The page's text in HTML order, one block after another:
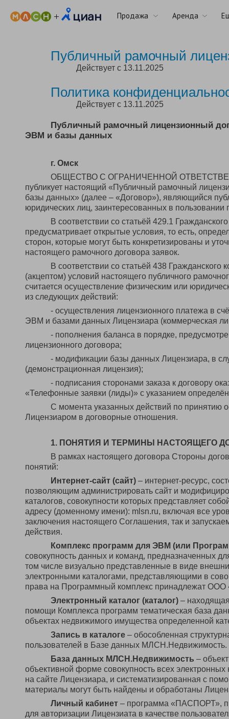
Продажа Аренда
Публичный рамочный
Действует с 13.11.2025
Политика
Действует с 13.11.2025
Публичный рамочный лицензионный
ЭВМ и базы данных
г. Омск
ОБЩЕСТВО С ОГРАНИЧЕННОЙ
публикует настоящий «Публичный рамочный
базы данных» (далее – «Договор»), являющийся
юридических лиц, заинтересованных в
В соответствии со статьёй 429.1
предусматривает открытые условия, то есть,
сторон, которые могут быть конкретизированы и
настоящего рамочного договора заявок.
В соответствии со статьёй 438
(акцептом) условий настоящего публичного
считается осуществление физическим или
из следующих действий:
- осуществления лицензионного платежа в
ЭВМ и базами данных Лицензиара (коммерческая
- пополнения баланса в порядке,
лицензионного договора;
- модификации базы данных Лицензиара, в
(демонстрационная лицензия);
- подписания сторонами заказа к договору
«Телефонные заявки (лиды)» с указанием
С момента указанных действий по принятию
Лицензиаром в договорные отношения.
1. ПОНЯТИЯ И ТЕРМИНЫ НАСТОЯЩЕГО
В рамках настоящего договора Стороны
понятий:
Интернет-сайт (сайт) – интернет-ресурс,
позволяющим администрировать сайт и
каталогов, совокупности которых представляет
адресу (доменному имени): mlsn.ru, включая все
заключения настоящего Соглашения, так и
действия.
Комплекс программ для ЭВМ (или
совокупность данных и команд, предназначенных
том числе визуально представленные в виде
электронными каталогами, представляющими в
права на Программный комплекс принадлежат
Электронный каталог (каталог) –
помощи Комплекса программ тематическая база
объектах недвижимого имущества определенной
Запись в каталоге – обособленная
пользователей в Базе данных МЛСН.Недвижимость.
База данных МЛСН.Недвижимость –
объективной форме совокупность всех
на сайте Лицензиара, и систематизированная с
материалы могут быть найдены и обработаны
Личный кабинет – программа «ПАСПОРТ»,
для авторизации Лицензиата в качестве